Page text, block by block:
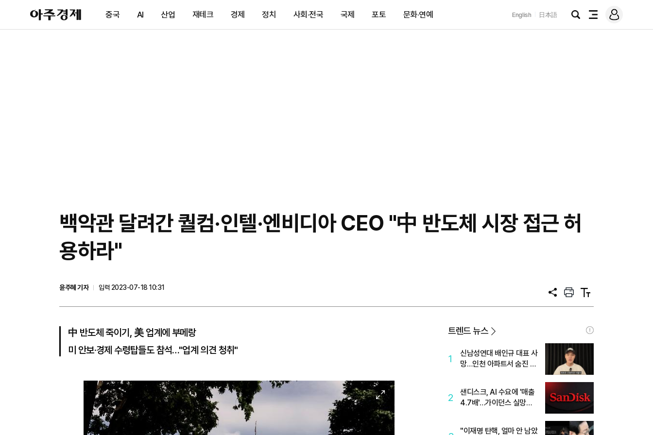
아
주
제
중국 AI 산업 재테크 경제 정치 사회·전국 국제 포토 문화·연예 English 日本語
검
전
메
그
백악관 달려간 퀄컴·인텔·엔비디아 CEO "中 반도체 시장 접근 허
용하라"
윤주혜 기자
입력 2023-07-18 10:31
공
프
트
텍
트
中 반도체 죽이기, 美 업계에 부메랑
미 안보·경제 수령탑들도 참석…"업계 의견 청취"
이
미
지
트렌드 뉴스
1
신남성연대 배인규 대표 사
망…인천 아파트서 숨진 채
2
샌디스크, AI 수요에 '매출
4.7배'…가이던스 실망에
"이재명 탄핵, 얼마 안 남았